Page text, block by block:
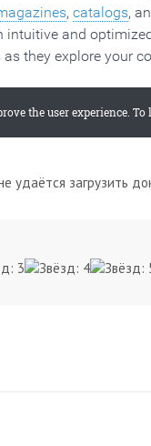
удаётся загрузить